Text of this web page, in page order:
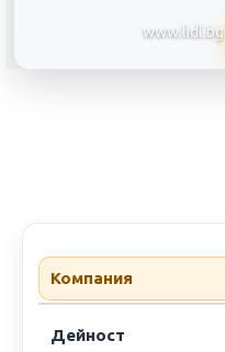
www.lidl.bg
Компания
Дейност